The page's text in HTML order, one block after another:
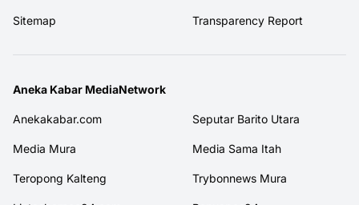
Sitemap Transparency Report
Aneka Kabar MediaNetwork
Anekakabar.com Seputar Barito Utara
Media Mura Media Sama Itah
Teropong Kalteng Trybonnews Mura